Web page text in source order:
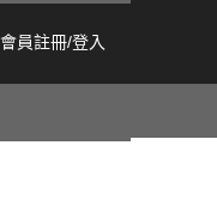
會員註冊/登入